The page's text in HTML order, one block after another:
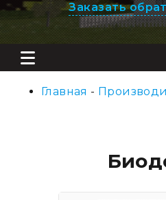
Заказать
Главная -